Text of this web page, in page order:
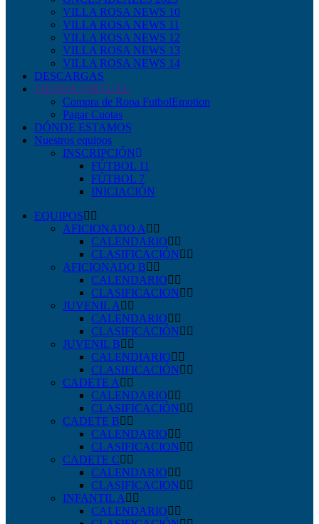
VILLA ROSA NEWS 10
VILLA ROSA NEWS 11
VILLA ROSA NEWS 12
VILLA ROSA NEWS 13
VILLA ROSA NEWS 14
DESCARGAS
TIENDA VIRTUAL
Compra de Ropa FutbolEmotion
Pagar Cuotas
DÓNDE ESTAMOS
Nuestros equipos
INSCRIPCIÓN
FÚTBOL 11
FÚTBOL 7
INICIACIÓN
EQUIPOS
AFICIONADO A
CALENDARIO
CLASIFICACIÓN
AFICIONADO B
CALENDARIO
CLASIFICACION
JUVENIL A
CALENDARIO
CLASIFICACIÓN
JUVENIL B
CALENDIARIO
CLASIFICACIÓN
CADETE A
CALENDARIO
CLASIFICACIÓN
CADETE B
CALENDARIO
CLASIFICACION
CADETE C
CALENDARIO
CLASIFICACION
INFANTIL A
CALENDARIO